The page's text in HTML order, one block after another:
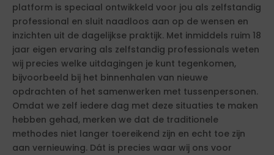
platform is speciaal ontwikkeld voor jou als zelfstandig
professional en sluit naadloos aan op de wensen en
inzichten uit de dagelijkse praktijk. Met inmiddels ruim 18
jaar eigen ervaring als zelfstandig professionals weten
wij precies welke uitdagingen je kunt tegenkomen,
bijvoorbeeld bij het binnenhalen van nieuwe
opdrachten of het samenwerken met tussenpersonen.
Omdat we zelf iedere dag met deze situaties te maken
hebben gehad, merken we dat de traditionele
methodes niet langer toereikend zijn en echt toe zijn
aan vernieuwing. Dát is precies waar wij ons voor